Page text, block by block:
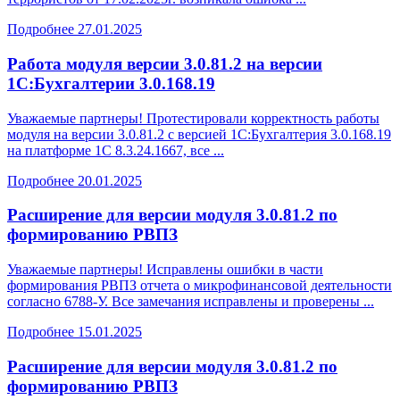
Подробнее 27.01.2025
Работа модуля версии 3.0.81.2 на версии
1С:Бухгалтерии 3.0.168.19
Уважаемые партнеры! Протестировали корректность работы
модуля на версии 3.0.81.2 с версией 1С:Бухгалтерия 3.0.168.19
на платформе 1С 8.3.24.1667, все ...
Подробнее 20.01.2025
Расширение для версии модуля 3.0.81.2 по
формированию РВПЗ
Уважаемые партнеры! Исправлены ошибки в части
формирования РВПЗ отчета о микрофинансовой деятельности
согласно 6788-У. Все замечания исправлены и проверены ...
Подробнее 15.01.2025
Расширение для версии модуля 3.0.81.2 по
формированию РВПЗ